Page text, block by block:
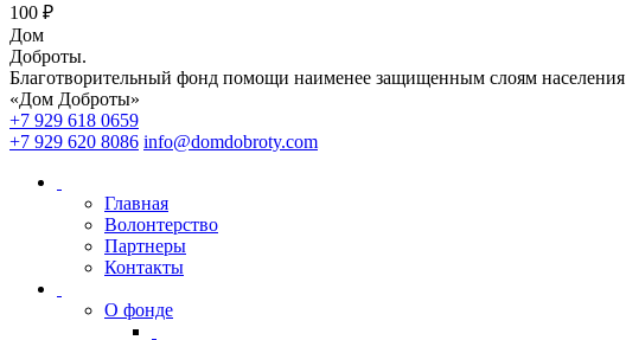
100 ₽
Дом
Доброты.
Благотворительный фонд помощи наименее защищенным слоям населения
«Дом Доброты»
+7 929 618 0659
+7 929 620 8086 info@domdobroty.com
Главная
Волонтерство
Партнеры
Контакты
О фонде